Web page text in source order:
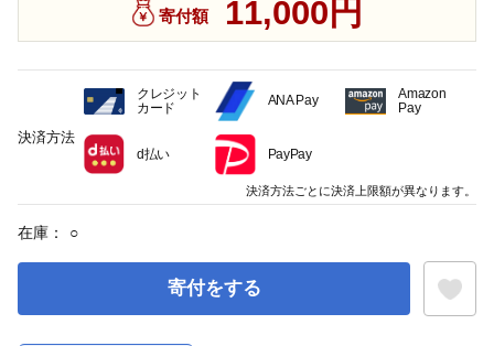
寄付額 11,000円
在庫： ○
寄付をする
決済方法
クレジット
カード
ANA Pay
Amazon
Pay
d払い PayPay
決済方法ごとに決済上限額が異なります。